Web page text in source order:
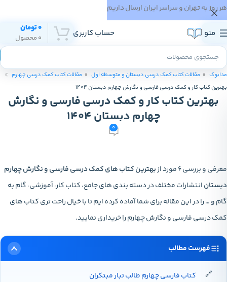
منو حساب کاربری 0 محصول
0تومان
مدابوک مقالات کتاب کمک درسی دبستان و متوسطه اول
مقالات کتاب کمک درسی چهارم
بهترین کتاب کار و کمک درسی فارسی و نگارش چهارم دبستان 1404
بهترین کتاب کار و کمک درسی فارسی و نگارش
چهارم دبستان 1404
0
معرفی و بررسی 6 مورد از
بهترین کتاب های کمک درسی فارسی و نگارش چهارم
دبستانانتشارات مختلف در دسته بندی های جامع، کتاب کار، آموزشی، گام به
گام و … را در این مقاله برای شما آماده کرده ایم تا با خیال راحت تری کتاب های
کمک درسی فارسی و نگارش چهارم را خریداری نمایید.
فهرست مطالب
کتاب فارسی چهارم طالب تبار مبتکران
هر روز به تهران و سراسر ایران ارسال داریم